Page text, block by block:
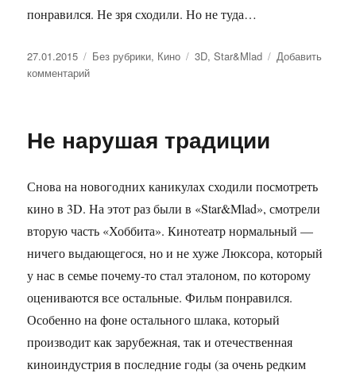
понравился. Не зря сходили. Но не туда…
Опубликовано
27.01.2015 Рубрики
Без рубрики, Кино Метки
3D,Star&Mlad
Добавить
комментарий
забыл
про
Не нарушая традиции
Снова на новогодних каникулах сходили посмотреть
кино в 3D. На этот раз были в «Star&Mlad», смотрели
вторую часть «Хоббита». Кинотеатр нормальный —
ничего выдающегося, но и не хуже Люксора, который
у нас в семье почему-то стал эталоном, по которому
оцениваются все остальные. Фильм понравился.
Особенно на фоне остального шлака, который
производит как зарубежная, так и отечественная
киноиндустрия в последние годы (за очень редким